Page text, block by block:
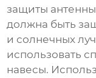
защиты
должна быть
и солнечных
использовать
навесы.